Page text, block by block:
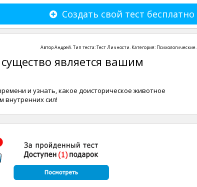
Создать свой тест бесплатно
АвторАндрей. Тип теста:Тест Личности. Категория: Психологические.
является вашим
и узнать, какое доисторическое животное
внутренних сил!